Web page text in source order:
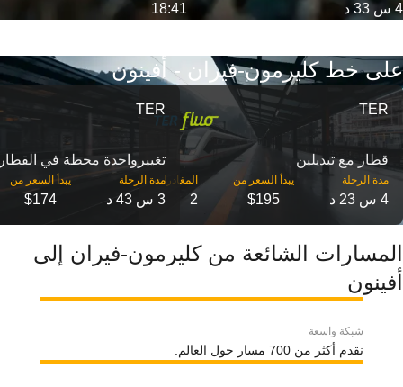
4 س 33 د 18:41
على خط كليرمون-فيران - أفينون
TER
قطار مع تبديلين
مدة الرحلة
4 س 23 د $195
2
TER
تغییرواحدة محطة في
مدة الرحلة
3 س 43 د $174
المسارات الشائعة من كليرمون-فيران إلى
أفينون
شبكة واسعة
نقدم أكثر من 700 مسار حول العالم.